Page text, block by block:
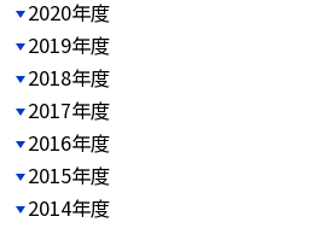
2020年度
2019年度
2018年度
2017年度
2016年度
2015年度
2014年度